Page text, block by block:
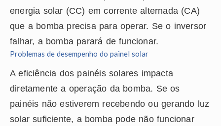
energia solar (CC) em corrente alternada (CA)
que a bomba precisa para operar. Se o inversor
falhar, a bomba parará de funcionar.
Problemas de desempenho do painel solar
A eficiência dos painéis solares impacta
diretamente a operação da bomba. Se os
painéis não estiverem recebendo ou gerando luz
solar suficiente, a bomba pode não funcionar